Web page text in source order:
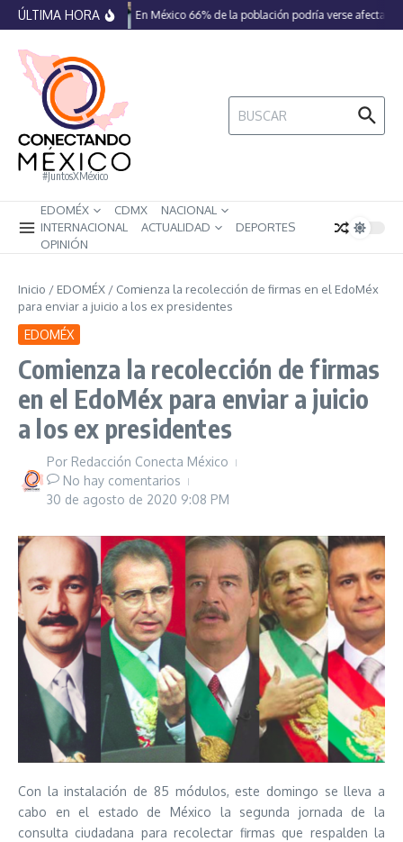
Saltar al contenido
ÚLTIMA HORA En México 66% de la población podría verse afectada
#JuntosXMéxico
Buscar:
EDOMÉX CDMX
NACIONAL
INTERNACIONAL
ACTUALIDAD
DEPORTES
OPINIÓN
Inicio / EDOMÉX / Comienza la recolección de firmas en el EdoMéx
para enviar a juicio a los ex presidentes
EDOMÉX
Comienza la recolección de firmas
en el EdoMéx para enviar a juicio
a los ex presidentes
Por Redacción Conecta México
No hay comentarios
30 de agosto de 2020 9:08 PM
Con la instalación de 85 módulos, este domingo se lleva a
cabo en el estado de México la segunda jornada de la
consulta ciudadana para recolectar firmas que respalden la